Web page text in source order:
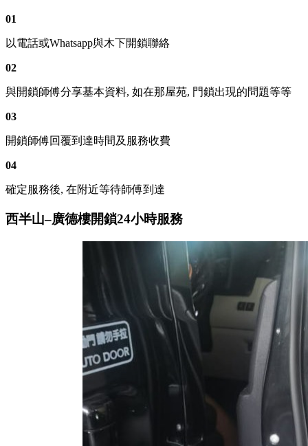
01
以電話或Whatsapp與木下開鎖聯絡
02
與開鎖師傅分享基本資料, 如在那屋苑, 門鎖出現的問題等等
03
開鎖師傅回覆到達時間及服務收費
04
確定服務後, 在附近等待師傅到達
西半山–廣德樓開鎖24小時服務